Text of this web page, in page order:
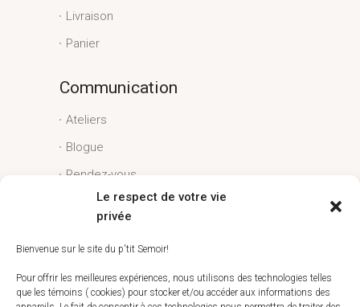
Le respect de votre vie
privée
Bienvenue sur le site du p'tit Semoir!
Pour offrir les meilleures expériences, nous utilisons des technologies telles
que les témoins ( cookies) pour stocker et/ou accéder aux informations des
Livraison
Panier
Communication
Ateliers
Blogue
Rendez-vous
Conditions générales
Liens utiles
Espace client